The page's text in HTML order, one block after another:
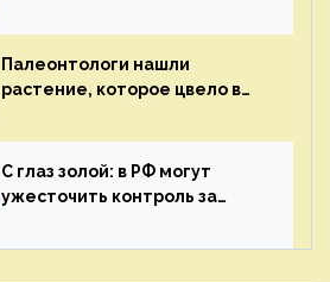
Палеонтологи нашли
растение, которое цвело в
экологии на ECOportal
С глаз золой: в РФ могут
ужесточить контроль за
— новости экологии на